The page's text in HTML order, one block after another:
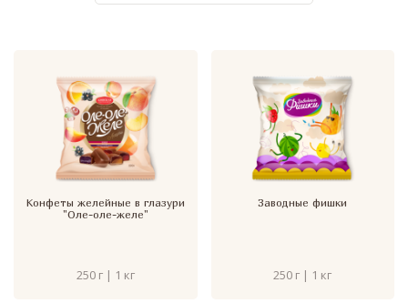
Конфеты желейные в глазури
"Оле-оле-желе"
250 г | 1 кг
Заводные фишки
250 г | 1 кг